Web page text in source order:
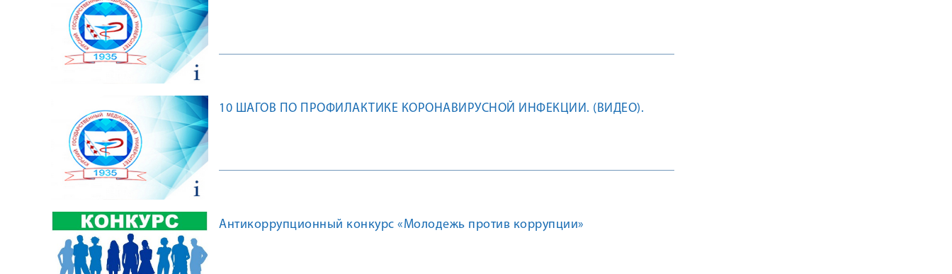
10 ШАГОВ ПО ПРОФИЛАКТИКЕ КОРОНАВИРУСНОЙ ИНФЕКЦИИ. (ВИДЕО).
Антикоррупционный конкурс «Молодежь против коррупции»